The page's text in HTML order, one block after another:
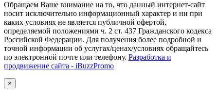
Обращаем Ваше внимание на то, что данный интернет-сайт
носит исключительно информационный характер и ни при
каких условиях не является публичной офертой,
определяемой положениями ч. 2 ст. 437 Гражданского кодекса
Российской Федерации. Для получения более подробной и
точной информации об услугах/ценах/условиях обращайтесь
по электронной почте или телефону. Разработка и
продвижение сайта - iBuzzPromo
×